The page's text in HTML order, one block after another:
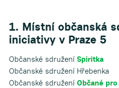
1. Místní občanská
iniciativy v Praze 5
Občanské sdružení Spiritka
Občanské sdružení Hřebenka
Občanské sdružení Občané